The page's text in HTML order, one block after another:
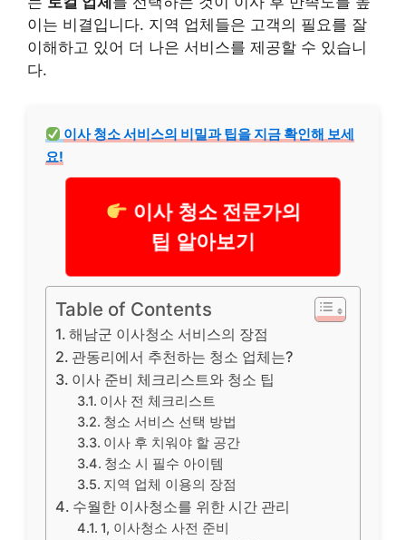
이는 비결입니다. 지역 업체들은 고객의 필요를 잘
이해하고 있어 더 나은 서비스를 제공할 수 있습니
다.
이사 청소 서비스의 비밀과 팁을 지금 확인해 보세
요!
이사 청소 전문가의
팁 알아보기
Table of Contents
해남군 이사청소 서비스의 장점
관동리에서 추천하는 청소 업체는?
이사 준비 체크리스트와 청소 팁
이사 전 체크리스트
청소 서비스 선택 방법
이사 후 치워야 할 공간
청소 시 필수 아이템
지역 업체 이용의 장점
수월한 이사청소를 위한 시간 관리
1, 이사청소 사전 준비